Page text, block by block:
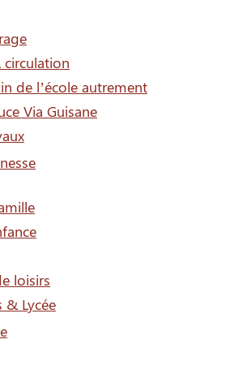
de l’école autrement
Via Guisane
loisirs
& Lycée